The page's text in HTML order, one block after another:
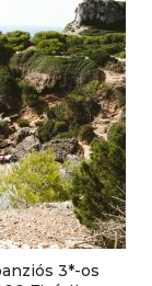
3*-os